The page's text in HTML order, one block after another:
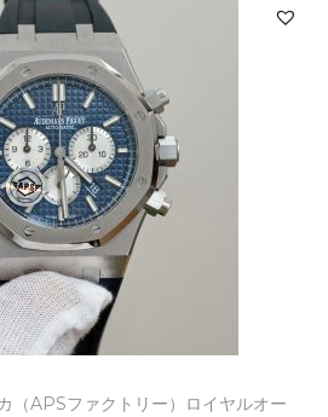
APSファクトリー）ロイヤルオー